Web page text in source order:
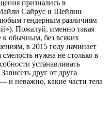
признались в
Сайрус и Шейлин
гендерным различиям
Пожалуй, именно такая
к обычным, без всяких
в 2015 году начинает
нужна не столько в
устанавливать
друг от друга
и неважно, какие части тела